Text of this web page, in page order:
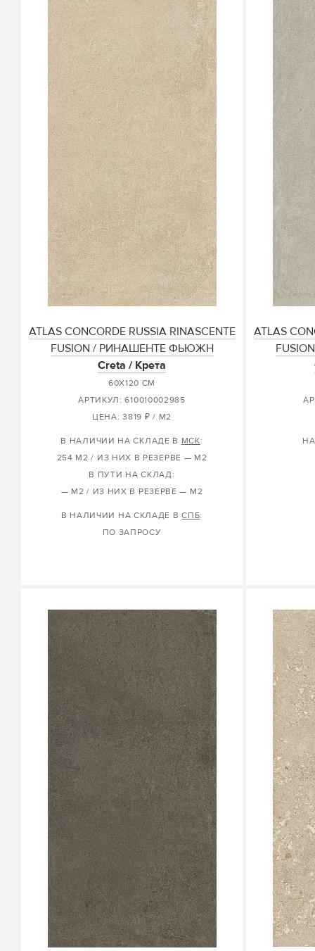
ATLAS CONCORDE RUSSIA RINASCENTE
FUSION / РИНАШЕНТЕ ФЬЮЖН
Creta / Крета
60X120 СМ
АРТИКУЛ: 610010002985
ЦЕНА: 3819 ₽ / М2
В НАЛИЧИИ НА СКЛАДЕ В МСК:
254 М2 / ИЗ НИХ В РЕЗЕРВЕ — М2
В ПУТИ НА СКЛАД:
— М2 / ИЗ НИХ В РЕЗЕРВЕ — М2
В НАЛИЧИИ НА СКЛАДЕ ВСПБ:
ПО ЗАПРОСУ
ATLAS